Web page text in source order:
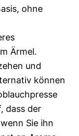
ohne
Ärmel.
und
können
dass der
Sie ihn